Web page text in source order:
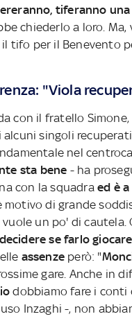
tiferanno
chiederlo a loro.
tifo per il Benevento
"Viola
con il fratello
singoli
nel
sta bene - ha
con la squadra ed è
motivo di grande
vuole un po' di
se farlo
assenze però: "
gare. Anche in
dobbiamo fare i conti
Inzaghi -, non